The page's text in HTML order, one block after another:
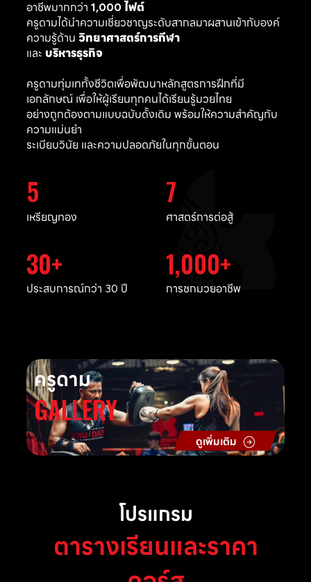
อาชีพมากกว่า 1,000 ไฟต์
ครูดามได้นำความเชี่ยวชาญระดับสากลมาผสานเข้ากับองค์
ความรู้ด้าน วิทยาศาสตร์การกีฬา
และ บริหารธุรกิจ
ครูดามทุ่มเททั้งชีวิตเพื่อพัฒนาหลักสูตรการฝึกที่มี
เอกลักษณ์ เพื่อให้ผู้เรียนทุกคนได้เรียนรู้มวยไทย
อย่างถูกต้องตามแบบฉบับดั้งเดิม พร้อมให้ความสำคัญกับ
ความแม่นยำ
ระเบียบวินัย และความปลอดภัยในทุกขั้นตอน
5
เหรียญทอง
7
ศาสตร์การต่อสู้
30
ประสบการณ์กว่า 30 ปี
1,000
การชกมวยอาชีพ
ครูดาม
GALLERY
ดูเพิ่มเติม
โปรแกรม
ตารางเรียนและราคา